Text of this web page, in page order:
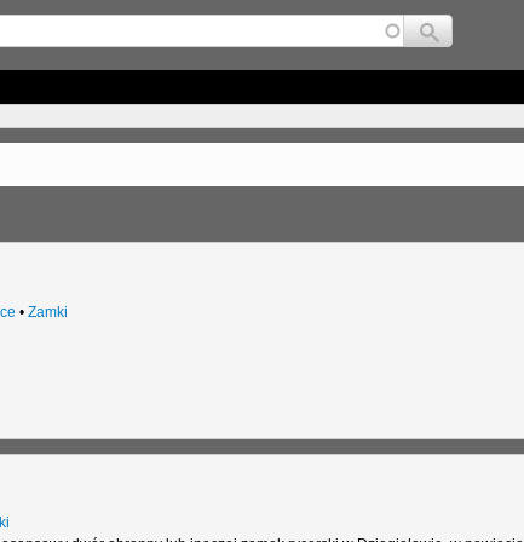
Jump to navigation
• Zamki